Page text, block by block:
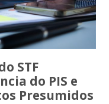
STF
do PIS e
Presumidos